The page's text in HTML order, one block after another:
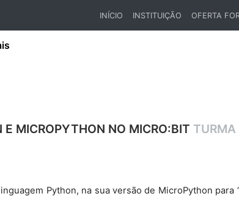
INÍCIO
INSTITUIÇÃO OFERTA
MICROPYTHON NO MICRO:BIT TURMA
Python, na sua versão de MicroPython para